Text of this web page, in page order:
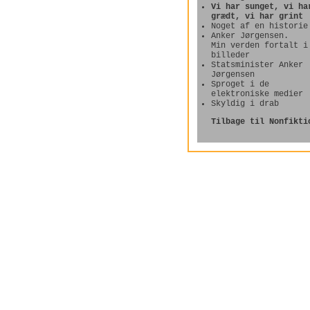
Vi har sunget, vi
grædt, vi har grint
Noget af en historie
Anker Jørgensen.
Min verden fortalt i
billeder
Statsminister Anker
Jørgensen
Sproget i de
elektroniske medier
Skyldig i drab
Tilbage til